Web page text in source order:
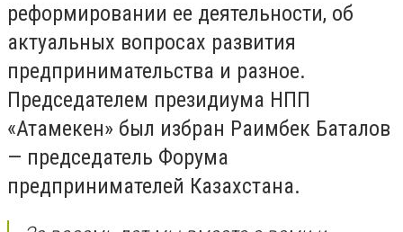
реформировании ее деятельности, об
актуальных вопросах развития
предпринимательства и разное.
Председателем президиума НПП
«Атамекен» был избран Раимбек Баталов
— председатель Форума
предпринимателей Казахстана.